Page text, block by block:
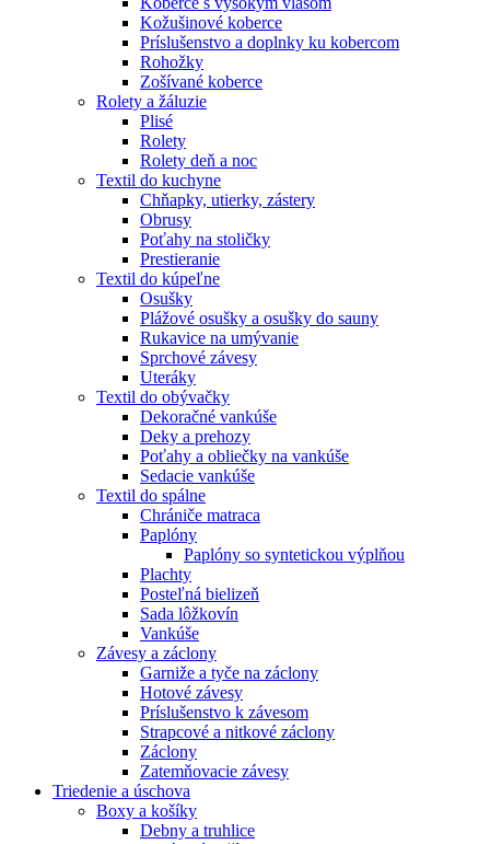
Kožušinové koberce
Príslušenstvo a doplnky ku kobercom
Rohožky
Zošívané koberce
Rolety a žáluzie
Plisé
Rolety
Rolety deň a noc
Textil do kuchyne
Chňapky, utierky, zástery
Obrusy
Poťahy na stoličky
Prestieranie
Textil do kúpeľne
Osušky
Plážové osušky a osušky do sauny
Rukavice na umývanie
Sprchové závesy
Uteráky
Textil do obývačky
Dekoračné vankúše
Deky a prehozy
Poťahy a obliečky na vankúše
Sedacie vankúše
Textil do spálne
Chrániče matraca
Paplóny
Paplóny so syntetickou výplňou
Plachty
Posteľná bielizeň
Sada lôžkovín
Vankúše
Závesy a záclony
Garniže a tyče na záclony
Hotové závesy
Príslušenstvo k závesom
Strapcové a nitkové záclony
Záclony
Zatemňovacie závesy
Triedenie a úschova
Boxy a košíky
Debny a truhlice